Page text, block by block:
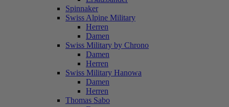
Spinnaker
Swiss Alpine Military
Herren
Damen
Swiss Military by Chrono
Damen
Herren
Swiss Military Hanowa
Damen
Herren
Thomas Sabo